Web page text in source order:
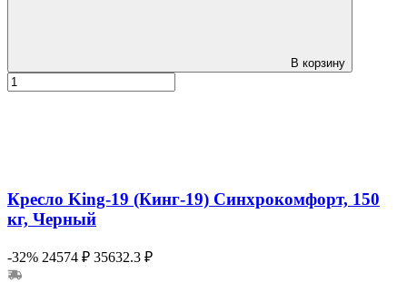
В корзину
Кресло King-19 (Кинг-19) Синхрокомфорт, 150
кг, Черный
-32% 24574 ₽ 35632.3 ₽